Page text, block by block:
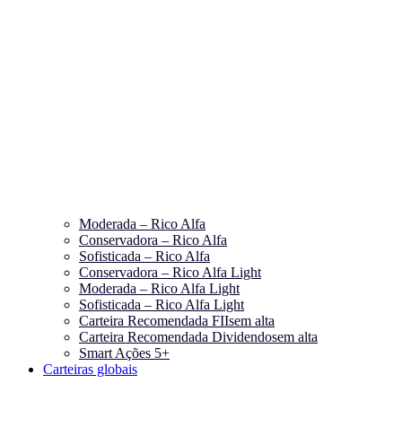
Moderada – Rico Alfa
Conservadora – Rico Alfa
Sofisticada – Rico Alfa
Conservadora – Rico Alfa Light
Moderada – Rico Alfa Light
Sofisticada – Rico Alfa Light
Carteira Recomendada FIIsem alta
Carteira Recomendada Dividendosem alta
Smart Ações 5+
Carteiras globais